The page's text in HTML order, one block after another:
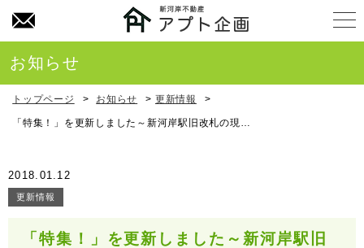
お知らせ
トップページ > お知らせ > 更新情報 >
「特集！」を更新しました～新河岸駅旧改札の現在の様子
2018.01.12
更新情報
「特集！」を更新しました～新河岸駅旧